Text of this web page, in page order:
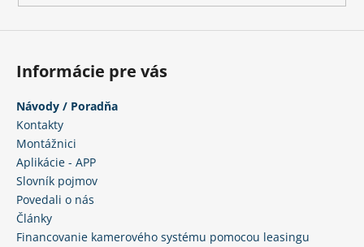
v
ý
Informácie pre vás
Návody / Poradňa
Kontakty
Montážnici
Aplikácie - APP
Slovník pojmov
Povedali o nás
Články
Financovanie kamerového systému pomocou leasingu